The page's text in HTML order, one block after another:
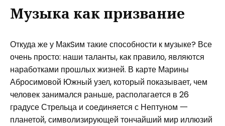
Музыка как призвание
Откуда же у МакSим такие способности к музыке? Все
очень просто: наши таланты, как правило, являются
наработками прошлых жизней. В карте Марины
Абросимовой Южный узел, который показывает, чем
человек занимался раньше, располагается в 26
градусе Стрельца и соединяется с Нептуном 一
планетой, символизирующей тончайший мир иллюзий